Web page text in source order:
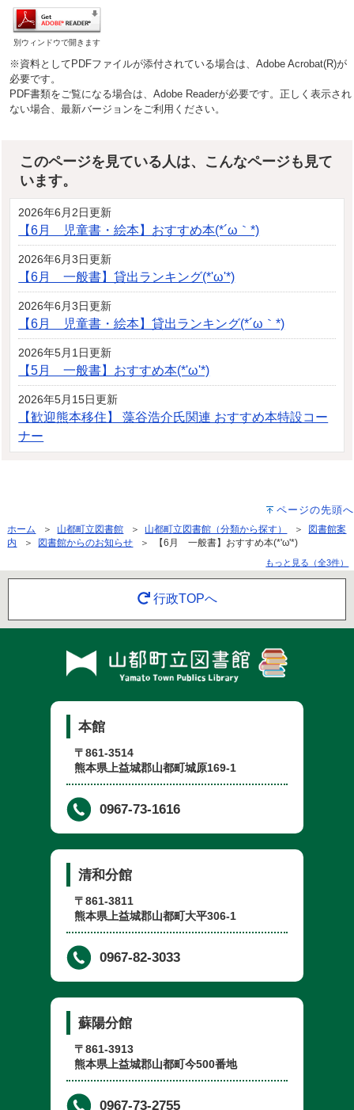
別ウィンドウで開きます
※資料としてPDFファイルが添付されている場合は、Adobe Acrobat(R)が
必要です。
PDF書類をご覧になる場合は、Adobe Readerが必要です。正しく表示され
ない場合、最新バージョンをご利用ください。
このページを見ている人は、こんなページも見て
います。
2026年6月2日更新
【6月 児童書・絵本】おすすめ本(*´ω｀*)
2026年6月3日更新
【6月 一般書】貸出ランキング(*'ω'*)
2026年6月3日更新
【6月 児童書・絵本】貸出ランキング(*´ω｀*)
2026年5月1日更新
【5月 一般書】おすすめ本(*'ω'*)
2026年5月15日更新
【歓迎熊本移住】 藻谷浩介氏関連 おすすめ本特設コー
ナー
ページの先頭へ
ホーム ＞ 山都町立図書館 ＞ 山都町立図書館（分類から探す） ＞
図書館案
内
＞ 図書館からのお知らせ ＞ 【6月 一般書】おすすめ本(*'ω'*)
もっと見る（全3件）
行政TOPへ
本館
〒861-3514
熊本県上益城郡山都町城原169-1
0967-73-1616
清和分館
〒861-3811
熊本県上益城郡山都町大平306-1
0967-82-3033
蘇陽分館
〒861-3913
熊本県上益城郡山都町今500番地
0967-73-2755